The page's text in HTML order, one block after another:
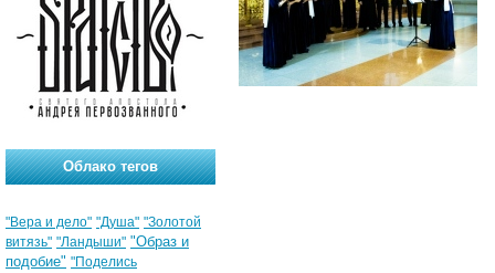
Облако тегов
"Вера и дело" "Душа" "Золотой
витязь" "Ландыши" "Образ и
подобие" "Поделись